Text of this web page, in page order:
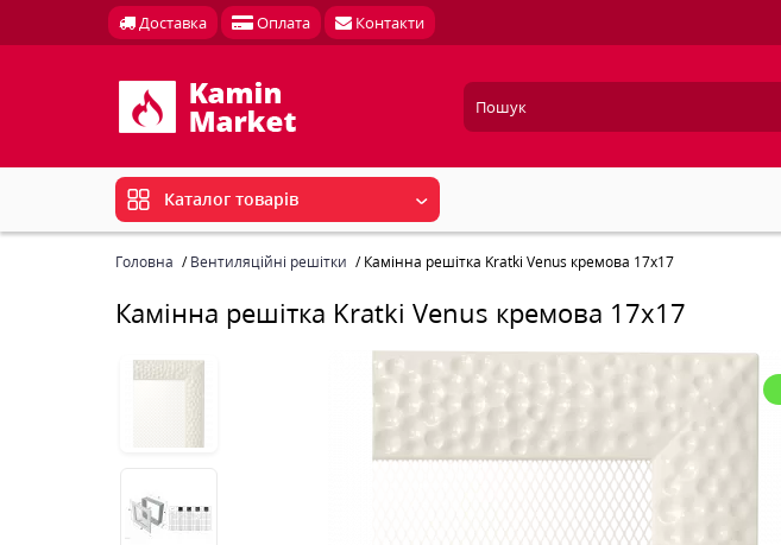
Доставка Оплата Контакти
Каталог товарів
Головна Вентиляційні решітки Камінна решітка Kratki Venus кремова 17x17
Камінна решітка Kratki Venus кремова 17x17